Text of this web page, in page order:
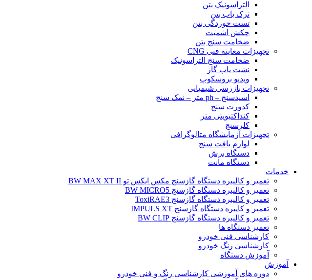
التراسونیک بتن
ترک یاب بتن
تست خوردگی بتن
چکش اشمیت
ضخامت سنج بتن
تجهیزات معاینه فنی CNG
ضخامت سنج التراسونیک
نشت یاب گاز
ویدیو بروسکوپ
تجهیزات بازرسی شیمیایی
اسیدسنج – ph متر – نمک سنج
کدورت سنج
کنداکتیویتی متر
کلرسنج
تجهیزات آزمایشگاه متالوگرافی
لوازم بافت سنج
دستگاه برش
دستگاه مانت
خدمات
تعمیر و کالیبره دستگاه گازسنج مکس ایکس تو BW MAX XT II
تعمیر و کالیبره دستگاه گازسنج BW MICRO5
تعمیر و کالیبره دستگاه گازسنج ToxiRAE3
تعمیر و کایبره دستگاه گازسنج IMPULS XT
تعمیر و کالیبره دستگاه گازسنج BW CLIP
تعمیر دستگاه ها
کارشناسی فنی خودرو
کارشناسی رنگ خودرو
آموزش دستگاه
آموزش
دوره های آموزشی کارشناسی رنگ و فنی خودرو